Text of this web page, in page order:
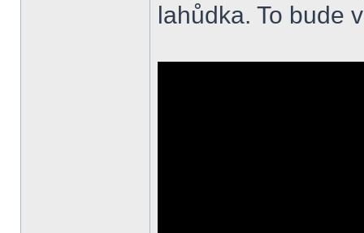
lahůdka. To bude